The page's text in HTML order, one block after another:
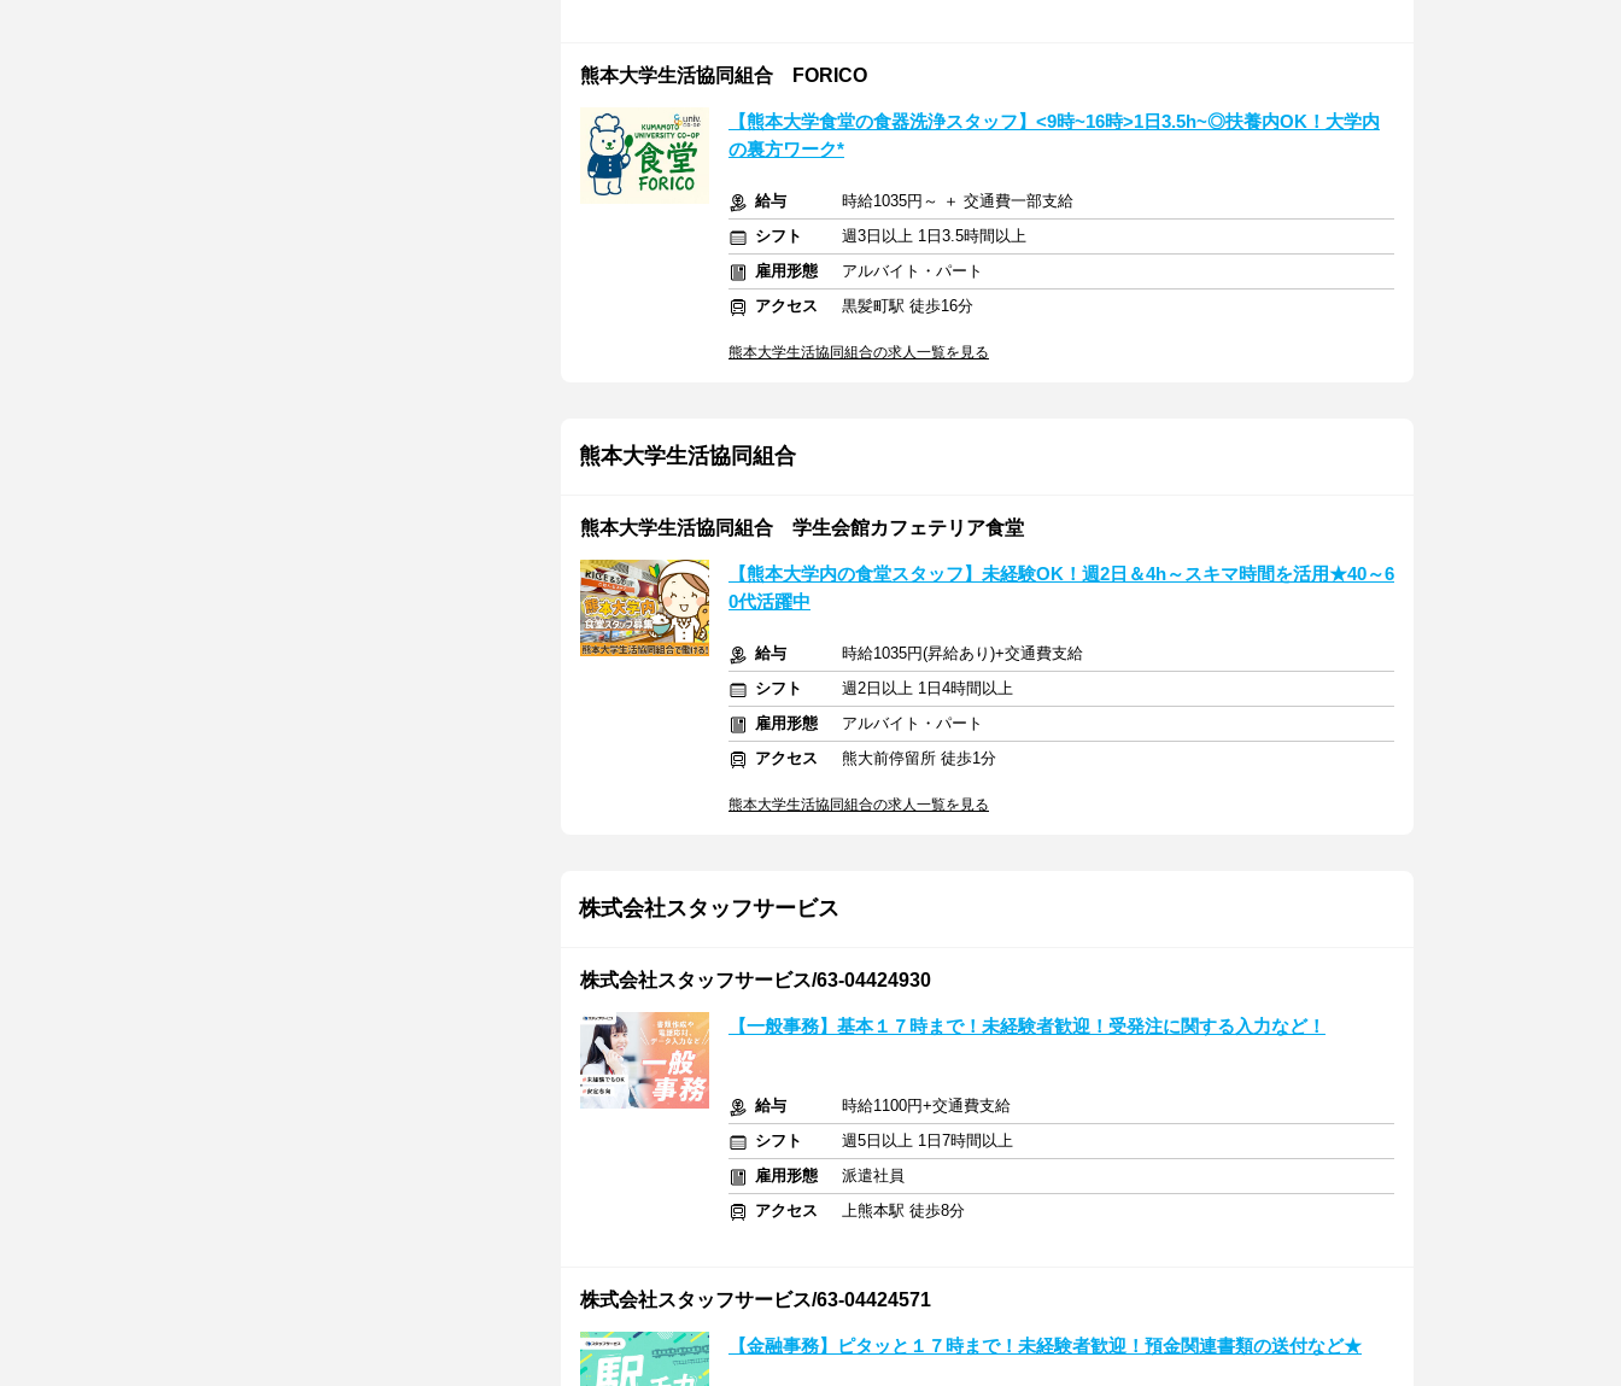
熊本大学生活協同組合 FORICO
【熊本大学食堂の食器洗浄スタッフ】<9時~16時>1日3.5h~◎扶養内OK！大学内
の裏方ワーク*
給与
時給1035円～ ＋ 交通費一部支給
シフト
週3日以上 1日3.5時間以上
雇用形態
アルバイト・パート
アクセス
黒髪町駅 徒歩16分
熊本大学生活協同組合の求人一覧を見る
熊本大学生活協同組合
熊本大学生活協同組合 学生会館カフェテリア食堂
【熊本大学内の食堂スタッフ】未経験OK！週2日＆4h～スキマ時間を活用★40～6
0代活躍中
給与
時給1035円(昇給あり)+交通費支給
シフト
週2日以上 1日4時間以上
雇用形態
アルバイト・パート
アクセス
熊大前停留所 徒歩1分
熊本大学生活協同組合の求人一覧を見る
株式会社スタッフサービス
株式会社スタッフサービス/63-04424930
【一般事務】基本１７時まで！未経験者歓迎！受発注に関する入力など！
給与
時給1100円+交通費支給
シフト
週5日以上 1日7時間以上
雇用形態
派遣社員
アクセス
上熊本駅 徒歩8分
株式会社スタッフサービス/63-04424571
【金融事務】ピタッと１７時まで！未経験者歓迎！預金関連書類の送付など★